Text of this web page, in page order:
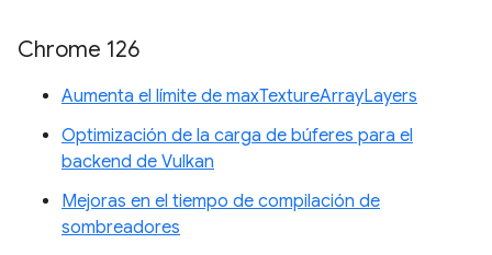
Chrome 126
Aumenta el límite de maxTextureArrayLayers
Optimización de la carga de búferes para el
backend de Vulkan
Mejoras en el tiempo de compilación de
sombreadores